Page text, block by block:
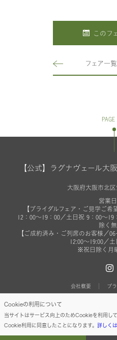
このフ
フェア一
Cookieの利用について
当サイトはサービス向上のためCookieを利用し
Cookie利用に同意したことになります。 詳しく
PAGE
【公式】ラグナヴェール大
大阪府大阪市北
営業日
【ブライダルフェア・ご見学ご希
12：00～19：00／土日祝 9：00～
除く無
【ご成約済み・ご列席のお客様／
12:00～19:00／
※祝日除く月
会社概要 プ